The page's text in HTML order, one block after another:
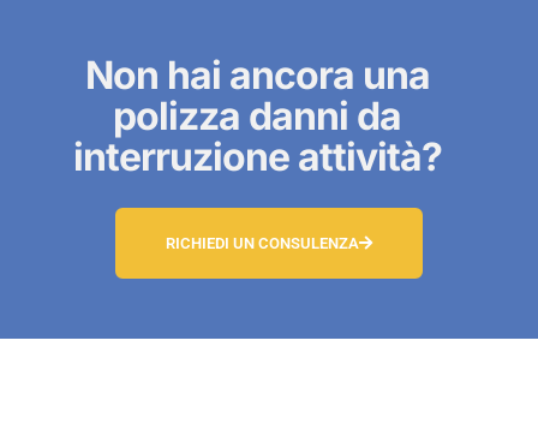
Non hai ancora una
polizza danni da
interruzione attività?
RICHIEDI UN CONSULENZA